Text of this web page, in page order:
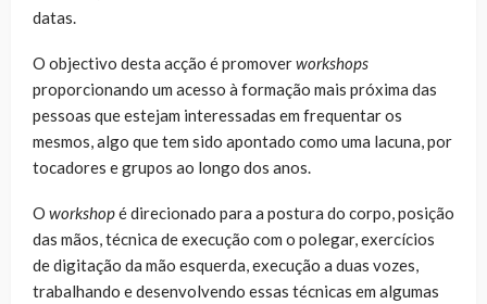
datas.
O objectivo desta acção é promoverworkshops
proporcionando um acesso à formação mais próxima das
pessoas que estejam interessadas em frequentar os
mesmos, algo que tem sido apontado como uma lacuna, por
tocadores e grupos ao longo dos anos.
O workshopé direcionado para a postura do corpo, posição
das mãos, técnica de execução com o polegar, exercícios
de digitação da mão esquerda, execução a duas vozes,
trabalhando e desenvolvendo essas técnicas em algumas